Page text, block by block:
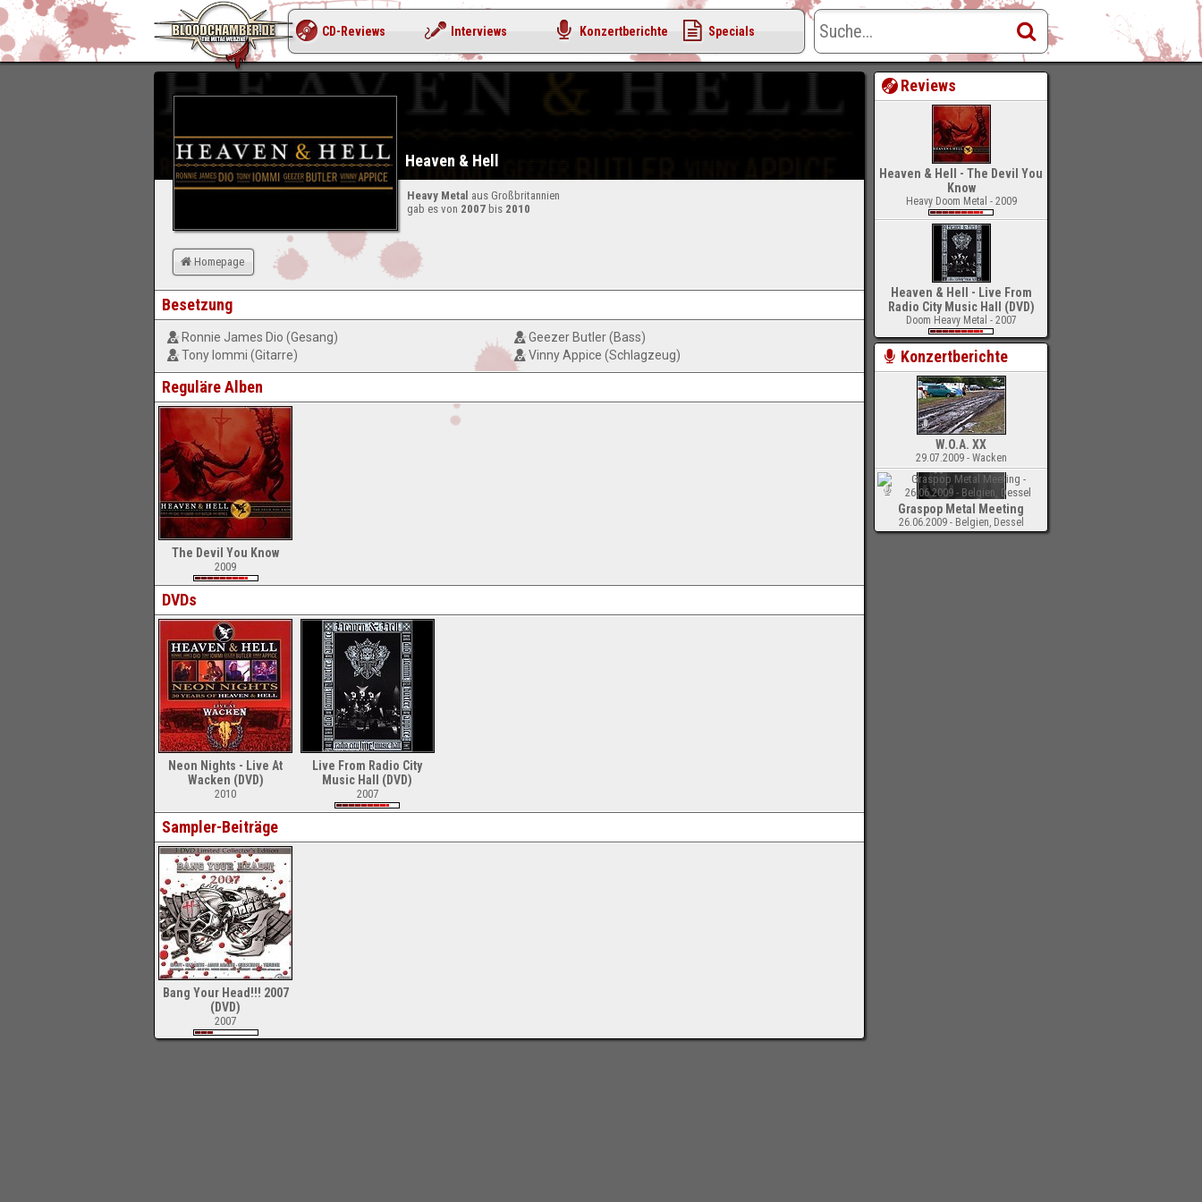
Heaven & Hell
Heavy Metal aus Großbritannien
gab es von 2007 bis 2010
Homepage
Besetzung
Ronnie James Dio (Gesang)
Tony Iommi (Gitarre)
Geezer Butler (Bass)
Vinny Appice (Schlagzeug)
Reguläre Alben
The Devil You Know
2009
DVDs
Neon Nights - Live At
Wacken (DVD)
2010
Live From Radio City
Music Hall (DVD)
2007
Sampler-Beiträge
Bang Your Head!!! 2007
(DVD)
2007
Reviews
Heaven & Hell - The Devil You
Know
Heavy Doom Metal - 2009
Heaven & Hell - Live From
Radio City Music Hall (DVD)
Doom Heavy Metal - 2007
Konzertberichte
W.O.A. XX
29.07.2009 - Wacken
Graspop Metal Meeting
26.06.2009 - Belgien, Dessel
CD-Reviews Interviews Konzertberichte Specials